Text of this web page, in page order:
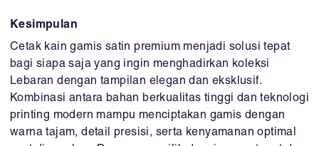
Kesimpulan
Cetak kain gamis satin premium menjadi solusi tepat
bagi siapa saja yang ingin menghadirkan koleksi
Lebaran dengan tampilan elegan dan eksklusif.
Kombinasi antara bahan berkualitas tinggi dan teknologi
printing modern mampu menciptakan gamis dengan
warna tajam, detail presisi, serta kenyamanan optimal